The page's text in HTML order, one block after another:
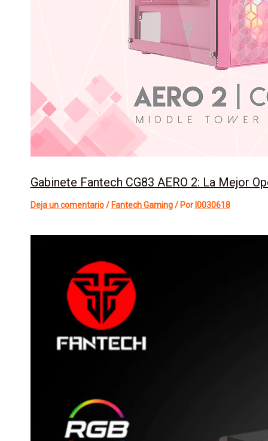
Gabinete Fantech CG83 AERO 2: La Mejor
Deja un comentario / Fantech Gaming/ Por l0030618